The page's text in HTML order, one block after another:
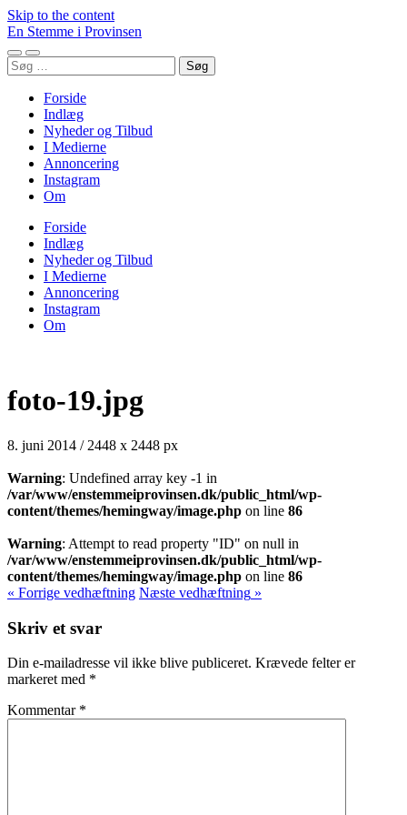
Skip to the content
En Stemme i Provinsen
Toggle
mobile
Toggle
search
Søg
efter:
Forside
Indlæg
Nyheder og Tilbud
I Medierne
Annoncering
Instagram
Om
Forside
Indlæg
Nyheder og Tilbud
I Medierne
Annoncering
Instagram
Om
foto-19.jpg
8. juni 2014 / 2448 x 2448 px
Warning: Undefined array key -1 in
/var/www/enstemmeiprovinsen.dk/public_html/wp-
content/themes/hemingway/image.php on line 86
Warning: Attempt to read property "ID" on null in
/var/www/enstemmeiprovinsen.dk/public_html/wp-
content/themes/hemingway/image.php on line 86
« Forrige vedhæftning Næste vedhæftning »
Skriv et svar
Din e-mailadresse vil ikke blive publiceret. Krævede felter er
markeret med *
Kommentar *